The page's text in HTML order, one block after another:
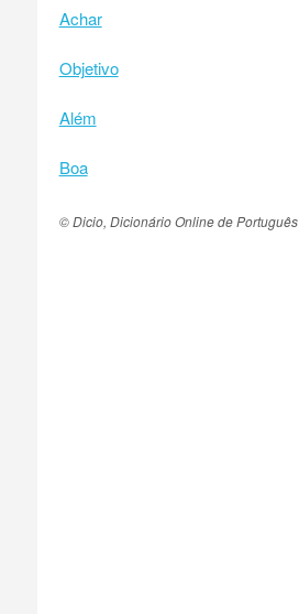
Achar
Objetivo
Além
Boa
© Dicio, Dicionário Online de Português